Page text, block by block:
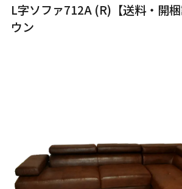
L字ソファ712A (R)【送料・開
ウン